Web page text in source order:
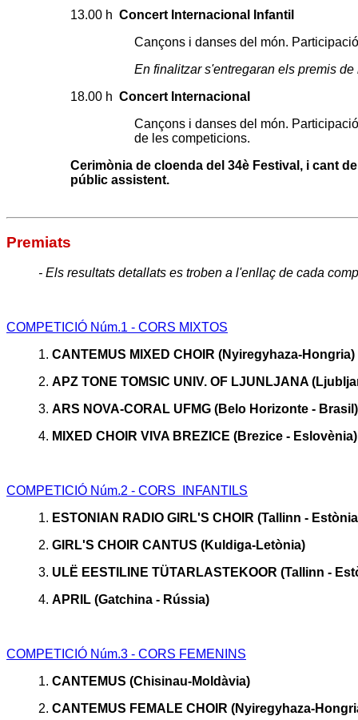
13.00 h Concert Internacional Infantil
Cançons i danses del món.
En finalitzar s'entregaran els premis
18.00 h Concert Internacional
Cançons i danses del món.
de les competicions.
Cerimònia de cloenda del 34è Festival, i cant
públic assistent.
Premiats
- Els resultats detallats es troben a l'enllaç de cada
COMPETICIÓ Núm.1 - CORS MIXTOS
1. CANTEMUS MIXED CHOIR (Nyiregyhaza-Hongria)
2. APZ TONE TOMSIC UNIV. OF LJUNLJANA
3. ARS NOVA-CORAL UFMG (Belo Horizonte - Brasil)
4. MIXED CHOIR VIVA BREZICE (Brezice - Eslovènia)
COMPETICIÓ Núm.2 - CORS INFANTILS
1. ESTONIAN RADIO GIRL'S CHOIR (Tallinn -
2. GIRL'S CHOIR CANTUS (Kuldiga-Letònia)
3. ULË EESTILINE TÜTARLASTEKOOR (Tallinn -
4. APRIL (Gatchina - Rússia)
COMPETICIÓ Núm.3 - CORS FEMENINS
1. CANTEMUS (Chisinau-Moldàvia)
2. CANTEMUS FEMALE CHOIR (Nyiregyhaza-